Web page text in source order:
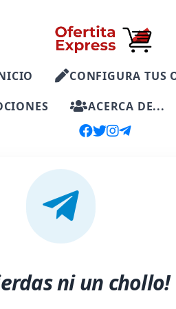
CONFIGURA TUS
ACERCA DE...
ni un